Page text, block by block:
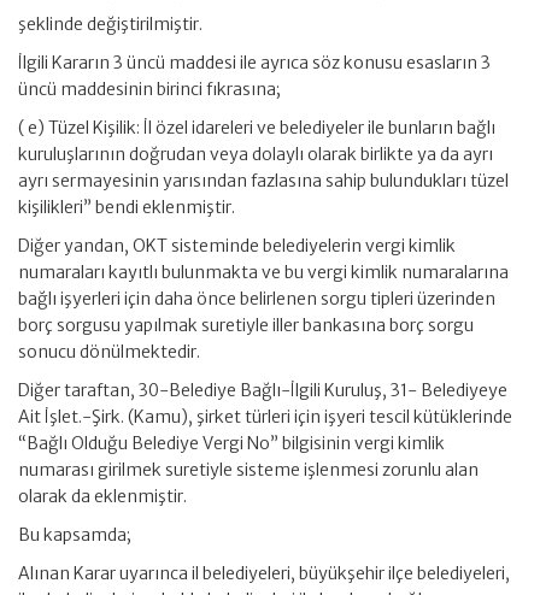
şeklinde değiştirilmiştir.
İlgili Kararın 3 üncü maddesi ile ayrıca söz konusu esasların 3
üncü maddesinin birinci fıkrasına;
( e) Tüzel Kişilik: İl özel idareleri ve belediyeler ile bunların bağlı
kuruluşlarının doğrudan veya dolaylı olarak birlikte ya da ayrı
ayrı sermayesinin yarısından fazlasına sahip bulundukları tüzel
kişilikleri” bendi eklenmiştir.
Diğer yandan, OKT sisteminde belediyelerin vergi kimlik
numaraları kayıtlı bulunmakta ve bu vergi kimlik numaralarına
bağlı işyerleri için daha önce belirlenen sorgu tipleri üzerinden
borç sorgusu yapılmak suretiyle iller bankasına borç sorgu
sonucu dönülmektedir.
Diğer taraftan, 30-Belediye Bağlı-İlgili Kuruluş, 31- Belediyeye
Ait İşlet.-Şirk. (Kamu), şirket türleri için işyeri tescil kütüklerinde
“Bağlı Olduğu Belediye Vergi No” bilgisinin vergi kimlik
numarası girilmek suretiyle sisteme işlenmesi zorunlu alan
olarak da eklenmiştir.
Bu kapsamda;
Alınan Karar uyarınca il belediyeleri, büyükşehir ilçe belediyeleri,